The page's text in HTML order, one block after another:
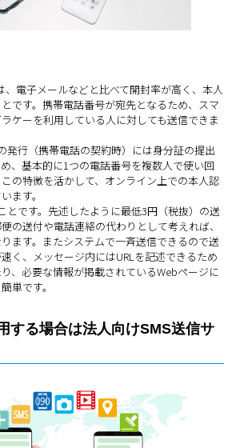
、電子メールなどと比べて開封率が高く、本人
です。携帯電話番号が宛先となるため、スマ
ケーを利用している人に対しても送信できま
発行（携帯電話の契約時）には身分証の提出
、基本的に1つの電話番号を複数人で使い回
の特徴を活かして、オンライン上での本人認
ます。
とです。先述したように最低3円（税抜）の送
の送付や電話連絡の代わりとして考えれば、
ます。またシステムで一斉送信できるので送
く、メッセージ内にはURLを記述できるため
、必要な情報が掲載されているWebページに
単です。
する場合は法人向けSMS送信サ